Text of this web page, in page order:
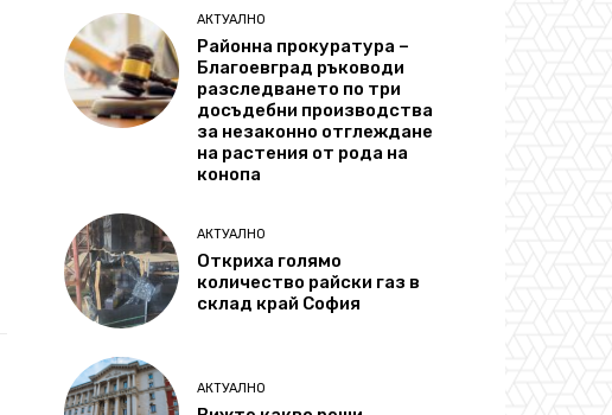
АКТУАЛНО
Районна прокуратура –
Благоевград ръководи
разследването по три
досъдебни производства
за незаконно отглеждане
на растения от рода на
конопа
АКТУАЛНО
Откриха голямо
количество райски газ в
склад край София
АКТУАЛНО